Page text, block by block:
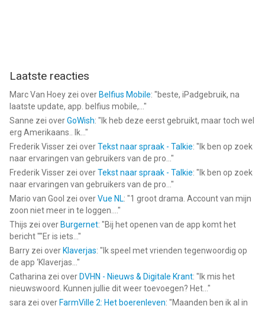
Laatste reacties
Marc Van Hoey zei over Belfius Mobile: "beste, iPadgebruik, na
laatste update, app. belfius mobile,... "
Sanne zei overGoWish: " Ik heb deze eerst gebruikt, maar toch wel
erg Amerikaans.. Ik... "
Frederik Visser zei overTekst naar spraak - Talkie: " Ik ben op zoek
naar ervaringen van gebruikers van de pro... "
Frederik Visser zei overTekst naar spraak - Talkie: " Ik ben op zoek
naar ervaringen van gebruikers van de pro... "
Mario van Gool zei overVue NL: "1 groot drama. Account van mijn
zoon niet meer in te loggen.... "
Thijs zei over Burgernet: "Bij het openen van de app komt het
bericht ""Er is iets... "
Barry zei over Klaverjas: " Ik speel met vrienden tegenwoordig op
de app ‘Klaverjas... "
Catharina zei over DVHN - Nieuws & Digitale Krant: " Ik mis het
nieuwswoord. Kunnen jullie dit weer toevoegen? Het... "
sara zei over FarmVille 2: Het boerenleven: "Maanden ben ik al in